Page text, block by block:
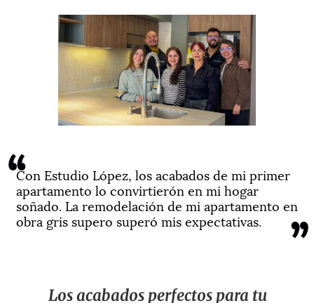
“Con Estudio López, los acabados de mi primer
apartamento lo convirtierón en mi hogar
soñado. La remodelación de mi apartamento en
obra gris supero superó mis expectativas.
”
Los acabados perfectos para tu